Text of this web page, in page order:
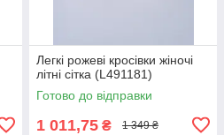
Легкі рожеві кросівки жіночі
літні сітка (L491181)
Готово до відправки
1 011,75 ₴ 1 349 ₴